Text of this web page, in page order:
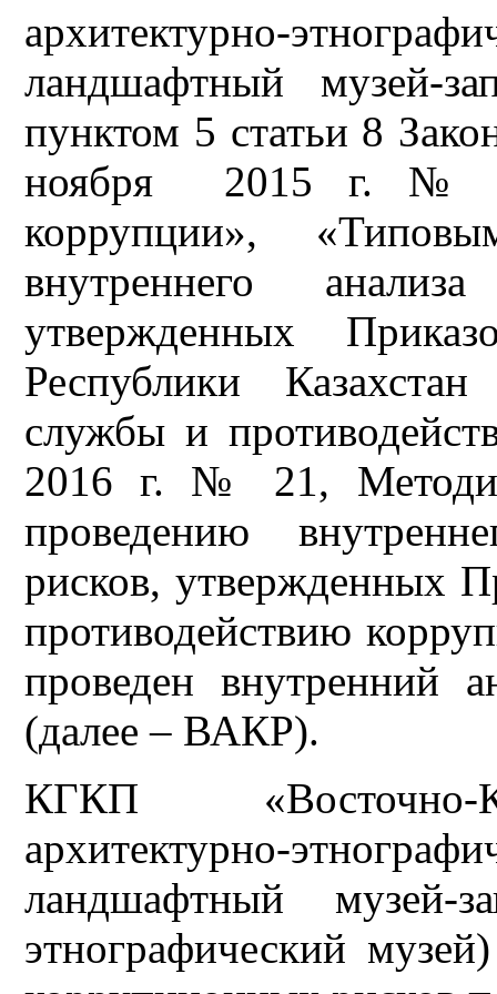
архитектурно-
ландшафтный музей-
пунктом 5 статьи 8
ноября 2015 г. №
коррупции»,
внутреннего
утвержденных
Республики
службы и
2016 г. № 21,
проведению
рисков, утвержденных
противодействию
проведен внутренний
(далее – ВАКР).
КГКП «Восточно-
архитектурно-
ландшафтный
этнографический